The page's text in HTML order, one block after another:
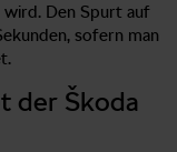
Den Spurt auf
sofern man
der Škoda